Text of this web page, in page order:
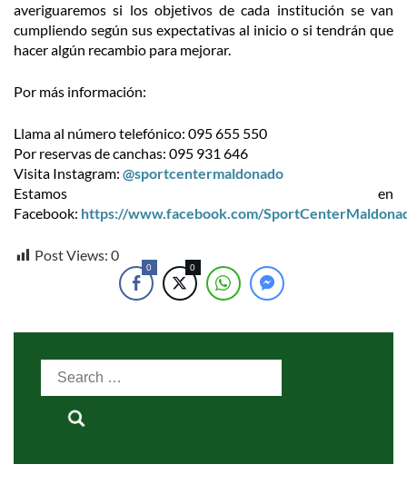
averiguaremos si los objetivos de cada institución se van
cumpliendo según sus expectativas al inicio o si tendrán que
hacer algún recambio para mejorar.
Por más información:
Llama al número telefónico: 095 655 550
Por reservas de canchas: 095 931 646
Visita Instagram: @sportcentermaldonado
Estamos en
Facebook: https://www.facebook.com/
Post Views: 0
0 0
Search